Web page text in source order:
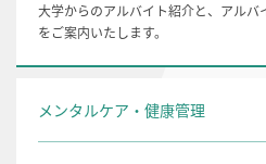
大学からのアルバイト紹介と、アル
をご案内いたします。
メンタルケア・健康管理